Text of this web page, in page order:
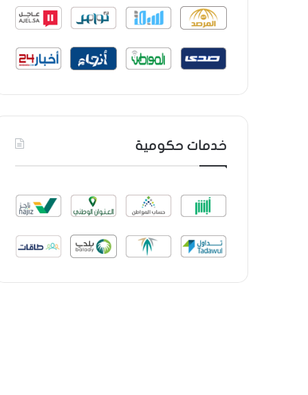
خدمات حكومية